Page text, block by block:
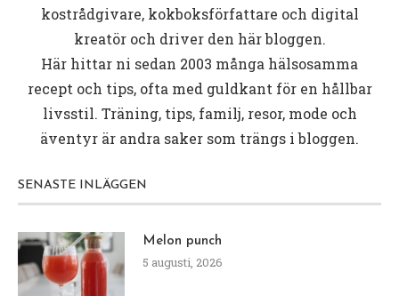
kostrådgivare, kokboksförfattare och digital
kreatör och driver den här bloggen.
Här hittar ni sedan 2003 många hälsosamma
recept och tips, ofta med guldkant för en hållbar
livsstil. Träning, tips, familj, resor, mode och
äventyr är andra saker som trängs i bloggen.
SENASTE INLÄGGEN
Melon punch
5 augusti, 2026